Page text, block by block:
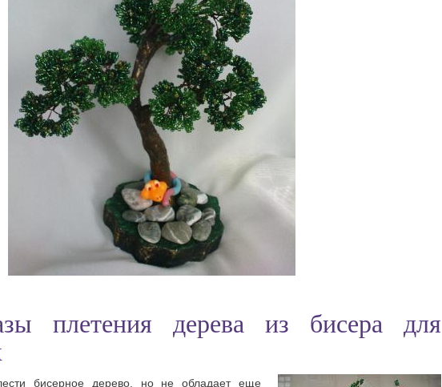
плетения дерева из бисера для
бисерное дерево, но не обладает еще